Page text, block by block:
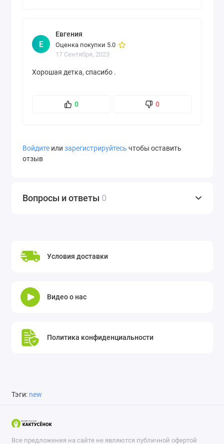
Е
Евгения
Оценка покупки 5.0
17 Сентября, 2023
Хорошая детка, спасибо .
0 0
Войдите или зарегистрируйтесь чтобы оставить
отзыв
Вопросы и ответы 0
Условия доставки
Видео о нас
Политика конфиденциальности
Тэги: new
Все предложения на сайте не являются публичной офертой